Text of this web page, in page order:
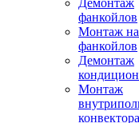
Демонтаж
фанкойлов
Монтаж
фанкойлов
Демонтаж
Монтаж
конвектора